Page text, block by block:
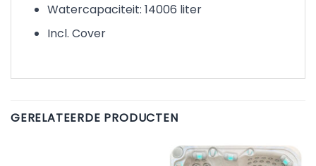
Watercapaciteit: 14006 liter
Incl. Cover
GERELATEERDE PRODUCTEN